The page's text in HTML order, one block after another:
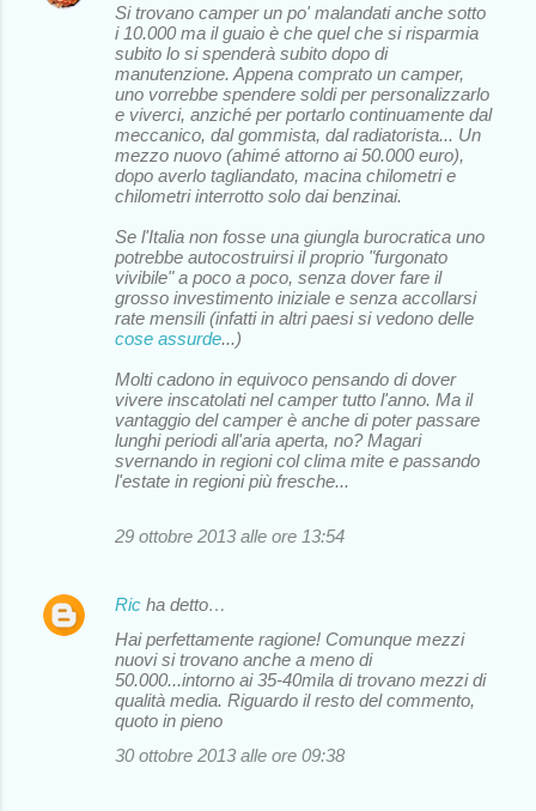
Si trovano camper un po' malandati anche sotto
i 10.000 ma il guaio è che quel che si risparmia
subito lo si spenderà subito dopo di
manutenzione. Appena comprato un camper,
uno vorrebbe spendere soldi per personalizzarlo
e viverci, anziché per portarlo continuamente dal
meccanico, dal gommista, dal radiatorista... Un
mezzo nuovo (ahimé attorno ai 50.000 euro),
dopo averlo tagliandato, macina chilometri e
chilometri interrotto solo dai benzinai.
Se l'Italia non fosse una giungla burocratica uno
potrebbe autocostruirsi il proprio "furgonato
vivibile" a poco a poco, senza dover fare il
grosso investimento iniziale e senza accollarsi
rate mensili (infatti in altri paesi si vedono delle
cose assurde...)
Molti cadono in equivoco pensando di dover
vivere inscatolati nel camper tutto l'anno. Ma il
vantaggio del camper è anche di poter passare
lunghi periodi all'aria aperta, no? Magari
svernando in regioni col clima mite e passando
l'estate in regioni più fresche...
29 ottobre 2013 alle ore 13:54
Ric ha detto…
Hai perfettamente ragione! Comunque mezzi
nuovi si trovano anche a meno di
50.000...intorno ai 35-40mila di trovano mezzi di
qualità media. Riguardo il resto del commento,
quoto in pieno
30 ottobre 2013 alle ore 09:38